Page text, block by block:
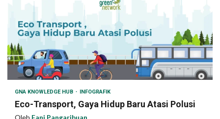
GNA KNOWLEDGE HUB INFOGRAFIK
Eco-Transport, Gaya Hidup Baru Atasi Polusi
Oleh Fani Pangaribuan